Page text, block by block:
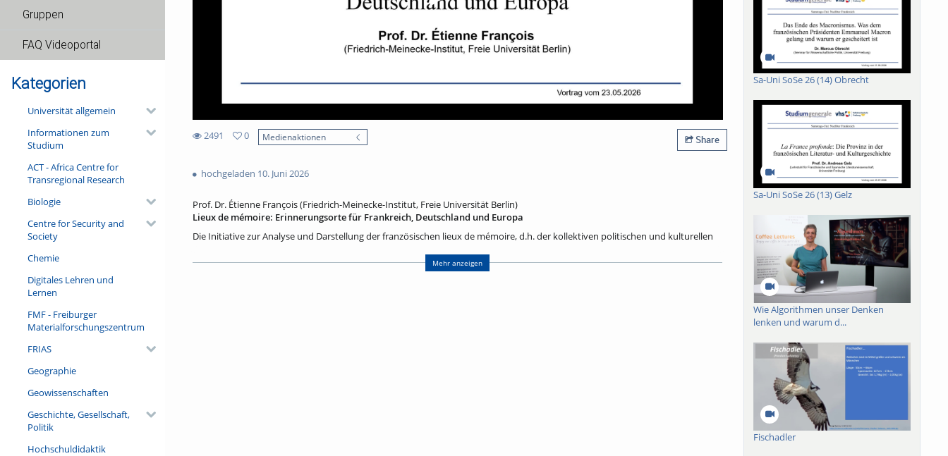
Gruppen
FAQ Videoportal
Kategorien
Universität allgemein
Informationen zum
Studium
ACT - Africa Centre for
Transregional Research
Biologie
Centre for Security and
Society
Chemie
Digitales Lehren und
Lernen
FMF - Freiburger
Materialforschungszentrum
FRIAS
Geographie
Geowissenschaften
Geschichte, Gesellschaft,
Politik
Hochschuldidaktik
2491
views
0
Medienaktionen Share
hochgeladen 10. Juni 2026
Prof. Dr. Étienne François (Friedrich-Meinecke-Institut, Freie Universität Berlin)
Lieux de mémoire: Erinnerungsorte für Frankreich, Deutschland und Europa
Die Initiative zur Analyse und Darstellung der französischen lieux de mémoire, d.h. der kollektiven politischen und kulturellen
kreativer und anregender Wissenschaftler und Herausgeber hat er zusammen mit 121 Mitautoren von 1984 bis 1992 sieben
beeindruckende Bände veröffentlicht, die sofort einen großen Erfolg hatten und Pierre Nora im Jahr 2001 die Mitgliedschaft in
Mehr anzeigen
Sa-Uni SoSe 26 (14) Obrecht
Sa-Uni SoSe 26 (13) Gelz
Wie Algorithmen unser Denken
lenken und warum d...
Fischadler